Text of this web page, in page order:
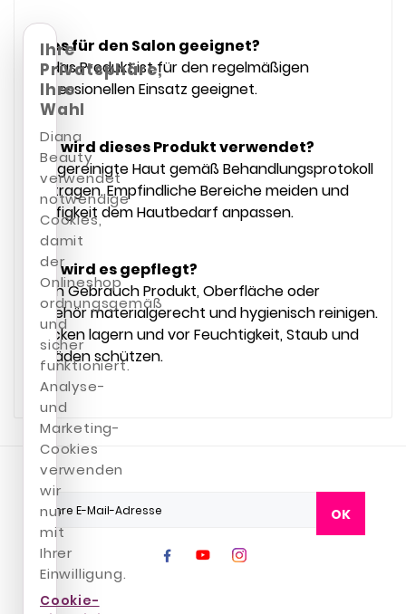
Ist es für den Salon geeignet?
Ja, das Produkt ist für den regelmäßigen
professionellen Einsatz geeignet.
Wie wird dieses Produkt verwendet?
Auf gereinigte Haut gemäß Behandlungsprotokoll
auftragen. Empfindliche Bereiche meiden und
Häufigkeit dem Hautbedarf anpassen.
Wie wird es gepflegt?
Nach Gebrauch Produkt, Oberfläche oder
Zubehör materialgerecht und hygienisch reinigen.
Trocken lagern und vor Feuchtigkeit, Staub und
Schäden schützen.
OK
Ihre
Privatsphäre,
Ihre
Wahl
Diana
Beauty
verwendet
notwendige
Cookies,
damit
der
Onlineshop
ordnungsgemäß
und
sicher
funktioniert.
Analyse-
und
Marketing-
Cookies
verwenden
wir
nur
mit
Ihrer
Einwilligung.
Cookie-